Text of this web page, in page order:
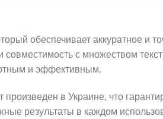
обеспечивает аккуратное и
с множеством
и эффективным.
в Украине, что
результаты в каждом